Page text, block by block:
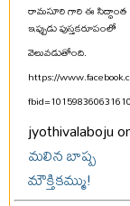
రామసూరి గారి ఈ సిద్ధాంత
ఇప్పుడు పుస్తకరూపంలో
వెలువడుతోంది.
https://
jyothivalaboju
మలిన బాష్ప
మౌక్తికమ్ము!